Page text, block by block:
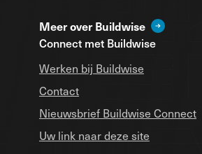
Meer over Buildwise
Connect met Buildwise
Werken bij Buildwise
Contact
Nieuwsbrief Buildwise Connect
Uw link naar deze site